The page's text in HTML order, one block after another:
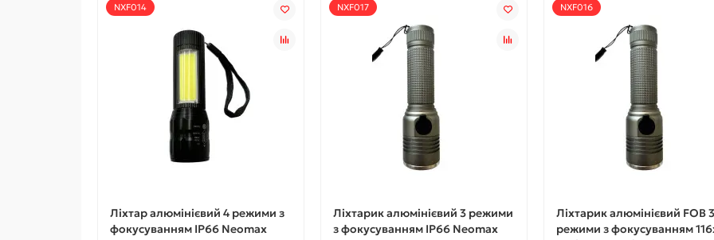
NXF014
Ліхтар алюмінієвий 4 режими з
фокусуванням IP66 Neomax
NXF017
Ліхтарик алюмінієвий 3 режими
з фокусуванням IP66 Neomax
NXF016
Ліхтарик алюмінієвий FOB 3
режими з фокусуванням